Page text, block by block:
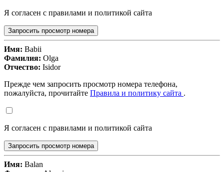
Я согласен с правилами и политикой сайта
Запросить просмотр номера
Имя: Babii
Фамилия: Olga
Отчество: Isidor
Прежде чем запросить просмотр номера телефона,
пожалуйста, прочитайте Правила и политику сайта .
Я согласен с правилами и политикой сайта
Запросить просмотр номера
Имя: Balan